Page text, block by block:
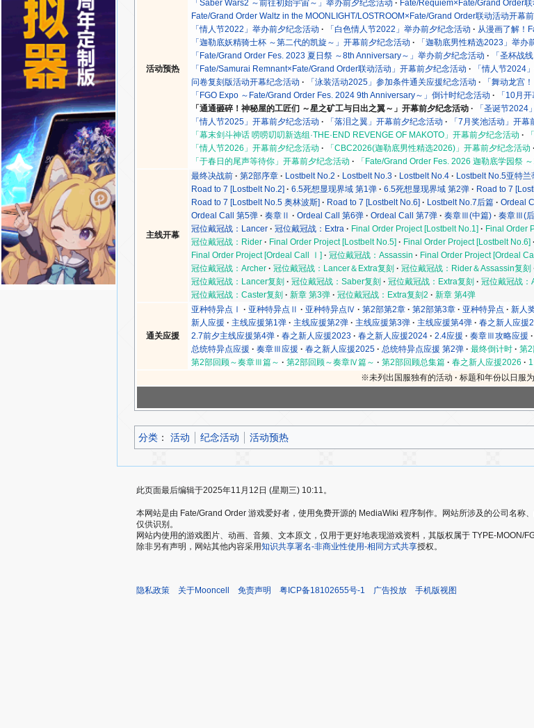
活动预热
「Saber Wars2 ～前往初始宇宙～」举办前夕纪念活动
Fate/Requiem×Fate/Grand Order
Fate/Grand Order Waltz in the MOONLIGHT/LOSTROOM×Fate/Grand Order联动活动开幕
「情人节2022」举办前夕纪念活动
「白色情人节2022」举办前夕纪念活动 从漫画了解！
「迦勒底妖精骑士杯 ～第二代的凯旋～」开幕前夕纪念活动
「迦勒底男性精选2023」举办
「Fate/Grand Order Fes. 2023 夏日祭 ～8th Anniversary～」举办前夕纪念活动
「圣杯战
「Fate/Samurai Remnant×Fate/Grand Order联动活动」开幕前夕纪念活动
「情人节2024
问卷复刻版活动开幕纪念活动
「泳装活动2025」参加条件通关应援纪念活动 「舞动龙宫
「FGO Expo ～Fate/Grand Order Fes. 2024 9th Anniversary～」倒计时纪念活动
「10月
「通通砸碎！神秘屋的工匠们 ～星之矿工与日出之翼～」开幕前夕纪念活动
「圣诞节2024
「情人节2025」开幕前夕纪念活动
「落泪之翼」开幕前夕纪念活动 「7月奖池活动」开幕
「幕末剑斗神话 唠唠叨叨新选组·THE·END REVENGE OF MAKOTO」开幕前夕纪念活动
「情人节2026」开幕前夕纪念活动
「CBC2026(迦勒底男性精选2026)」开幕前夕纪念活动
「于春日的尾声等待你」开幕前夕纪念活动
「Fate/Grand Order Fes. 2026 迦勒底学园祭
主线开幕
最终决战前 第2部序章 Lostbelt No.2 Lostbelt No.3 Lostbelt No.4 Lostbelt No.5亚特兰
Road to 7 [Lostbelt No.2]
6.5死想显现界域 第1弹 6.5死想显现界域 第2弹 Road to 7
Road to 7 [Lostbelt No.5 奥林波斯]
Road to 7 [Lostbelt No.6] Lostbelt No.7后篇 Ordeal
Ordeal Call 第5弹
奏章Ⅱ Ordeal Call 第6弹 Ordeal Call 第7弹 奏章Ⅲ(中篇) 奏章Ⅲ(
冠位戴冠战：Lancer
冠位戴冠战：Extra Final Order Project [Lostbelt No.1] Final Order
冠位戴冠战：Rider
Final Order Project [Lostbelt No.5] Final Order Project [Lostbelt No.6]
Final Order Project [Ordeal Call Ⅰ]
冠位戴冠战：Assassin Final Order Project [Ordeal
冠位戴冠战：Archer
冠位戴冠战：Lancer＆Extra复刻 冠位戴冠战：Rider＆Assassin复刻
冠位戴冠战：Lancer复刻
冠位戴冠战：Saber复刻 冠位戴冠战：Extra复刻 冠位戴冠战：
冠位戴冠战：Caster复刻
新章 第3弹 冠位戴冠战：Extra复刻2 新章 第4弹
通关应援
亚种特异点Ⅰ 亚种特异点Ⅱ 亚种特异点Ⅳ 第2部第2章 第2部第3章 亚种特异点 新人
新人应援
主线应援第1弹 主线应援第2弹 主线应援第3弹 主线应援第4弹 春之新人应援
2.7前夕主线应援第4弹
春之新人应援2023 春之新人应援2024 2.4应援 奏章Ⅲ攻略应援
总统特异点应援
奏章Ⅲ应援 春之新人应援2025 总统特异点应援 第2弹 最终倒计时 第2
第2部回顾～奏章Ⅲ篇～
第2部回顾～奏章Ⅳ篇～ 第2部回顾总集篇 春之新人应援2026
※未列出国服独有的活动
标题和年份以日服
分类 ：​ 活动 纪念活动 活动预热
此页面最后编辑于2025年11月12日 (星期三) 10:11。
本网站是由 Fate/Grand Order 游戏爱好者，使用免费开源的 MediaWiki 程序制作。网站所涉及的公司名称
仅供识别。
网站内使用的游戏图片、动画、音频、文本原文，仅用于更好地表现游戏资料，其版权属于 TYPE-MOON/
除非另有声明，网站其他内容采用知识共享署名-非商业性使用-相同方式共享授权。
隐私政策 关于Mooncell 免责声明 粤ICP备18102655号-1 广告投放 手机版视图